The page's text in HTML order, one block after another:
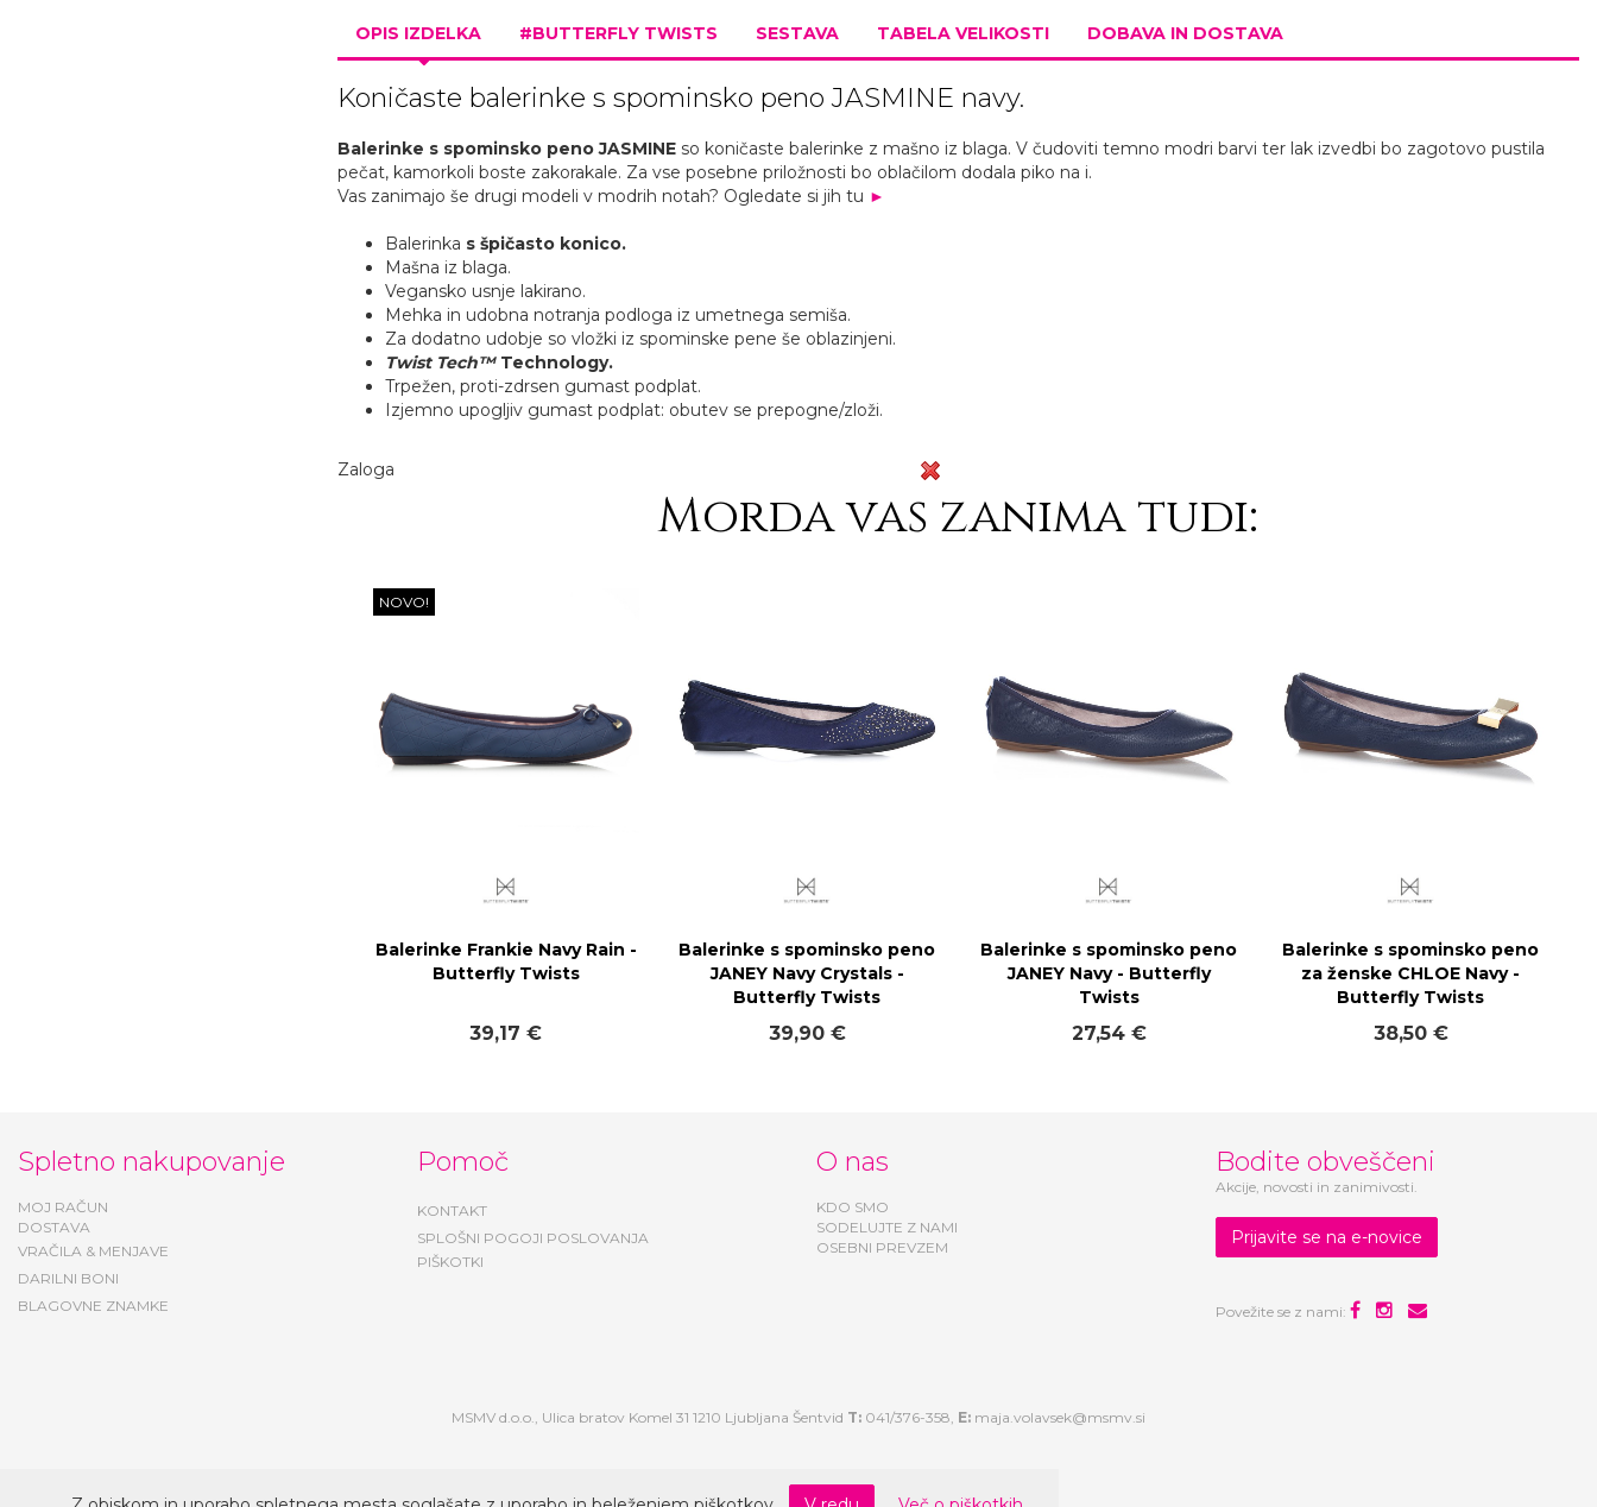
OPIS IZDELKA #BUTTERFLY TWISTS SESTAVA TABELA VELIKOSTI DOBAVA IN DOSTAVA
Koničaste balerinke s spominsko peno JASMINE navy.
Balerinke s spominsko peno JASMINEso koničaste balerinke z mašno iz blaga. V čudoviti temno modri barvi ter lak izvedbi bo zagotovo pustila
pečat, kamorkoli boste zakorakale. Za vse posebne priložnosti bo oblačilom dodala piko na i.
Vas zanimajo še drugi modeli v modrih notah? Ogledate si jih tu ►
Balerinka s špičasto konico.
Mašna iz blaga.
Vegansko usnje lakirano.
Mehka in udobna notranja podloga iz umetnega semiša.
Za dodatno udobje so vložki iz spominske pene še oblazinjeni.
Twist Tech™Technology.
Trpežen, proti-zdrsen gumast podplat.
Izjemno upogljiv gumast podplat: obutev se prepogne/zloži.
Zaloga
Morda vas zanima tudi:
NOVO!
Balerinke Frankie Navy Rain -
Butterfly Twists
39,17 €
Balerinke s spominsko peno
JANEY Navy Crystals -
Butterfly Twists
39,90 €
Balerinke s spominsko peno
JANEY Navy - Butterfly
Twists
27,54 €
Balerinke s spominsko peno
za ženske CHLOE Navy -
Butterfly Twists
38,50 €
Spletno nakupovanje
MOJ RAČUN
DOSTAVA
VRAČILA & MENJAVE
DARILNI BONI
BLAGOVNE ZNAMKE
Pomoč
KONTAKT
SPLOŠNI POGOJI POSLOVANJA
PIŠKOTKI
O nas
KDO SMO
SODELUJTE Z NAMI
OSEBNI PREVZEM
Bodite obveščeni
Akcije, novosti in zanimivosti.
Prijavite se na e-novice
Povežite se z nami:
MSMV d.o.o., Ulica bratov Komel 31 1210 Ljubljana Šentvid T: 041/376-358, E: maja.volavsek@msmv.si